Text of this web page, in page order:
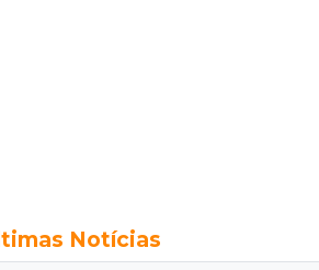
Notícias